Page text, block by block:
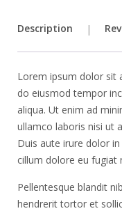
Description
Lorem ipsum dolor sit
do eiusmod tempor
aliqua. Ut enim ad
ullamco laboris nisi ut
Duis aute irure dolor
cillum dolore eu fugiat
Pellentesque blandit
hendrerit tortor et